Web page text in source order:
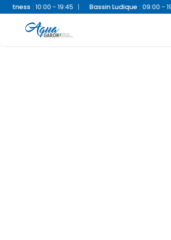
10:00 - 19:45 | Bassin Ludique:09:00 - 19:45 |